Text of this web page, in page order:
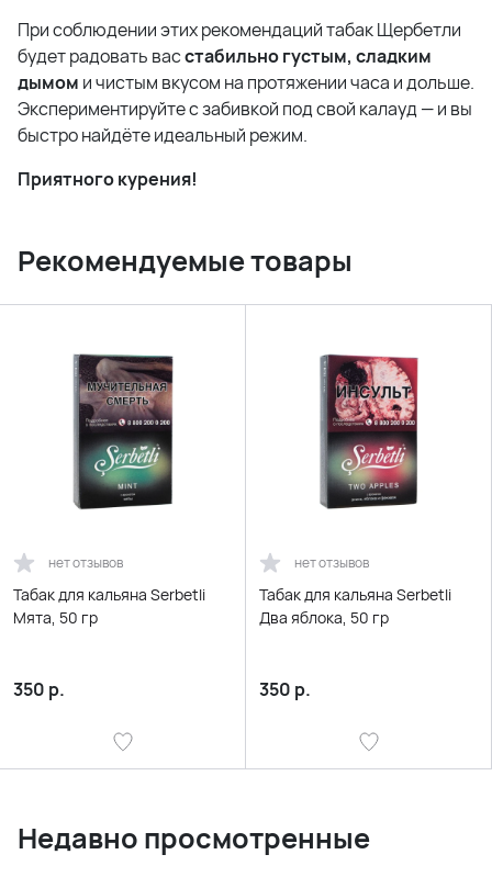
При соблюдении этих рекомендаций табак Щербетли
будет радовать васстабильно густым, сладким
дымом и чистым вкусом на протяжении часа и дольше.
Экспериментируйте с забивкой под свой калауд — и вы
быстро найдёте идеальный режим.
Приятного курения!
Рекомендуемые товары
нет отзывов
Табак для кальяна Serbetli
Мята, 50 гр
350 р.
нет отзывов
Табак для кальяна Serbetli
Два яблока, 50 гр
350 р.
Недавно просмотренные